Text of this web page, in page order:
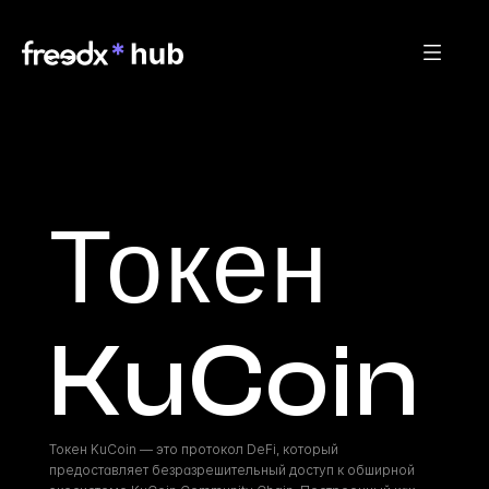
Токен
KuCoin
Токен KuCoin — это протокол DeFi, который
предоставляет безразрешительный доступ к обширной